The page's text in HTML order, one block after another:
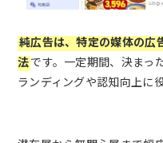
純広告は、特定の媒体の広
法です。一定期間、決まっ
ランディングや認知向上に